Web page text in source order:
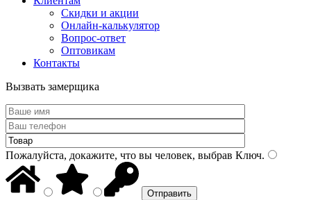
Скидки и акции
Онлайн-калькулятор
Вопрос-ответ
Оптовикам
Контакты
Вызвать замерщика
Пожалуйста, докажите, что вы человек, выбрав Ключ.